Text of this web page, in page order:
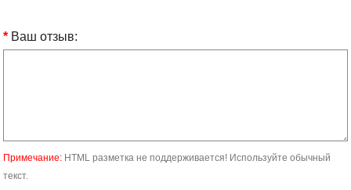
Ваш отзыв:
Примечание: HTML разметка не поддерживается! Используйте обычный
текст.